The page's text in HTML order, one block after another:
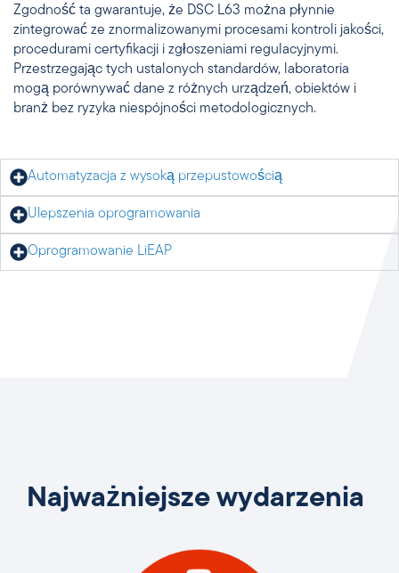
Zgodność ta gwarantuje, że DSC L63 można płynnie
zintegrować ze znormalizowanymi procesami kontroli jakości,
procedurami certyfikacji i zgłoszeniami regulacyjnymi.
Przestrzegając tych ustalonych standardów, laboratoria
mogą porównywać dane z różnych urządzeń, obiektów i
branż bez ryzyka niespójności metodologicznych.
Automatyzacja z wysoką przepustowością
Ulepszenia oprogramowania
Oprogramowanie LiEAP
Najważniejsze wydarzenia